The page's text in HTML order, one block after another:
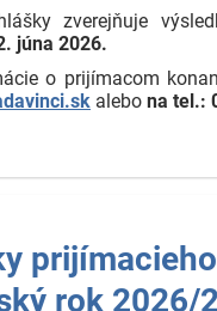
zverejňuje
júna 2026.
o prijímacom
alebo na tel.:
rok 2026/